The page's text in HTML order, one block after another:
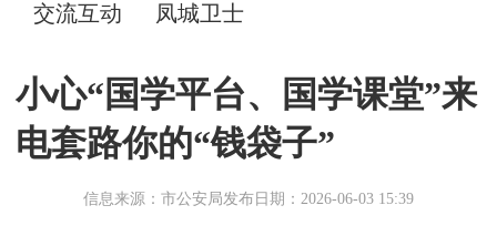
交流互动 凤城卫士
小心“国学平台、国学课堂”来
电套路你的“钱袋子”
信息来源：市公安局发布日期：2026-06-03 15:39